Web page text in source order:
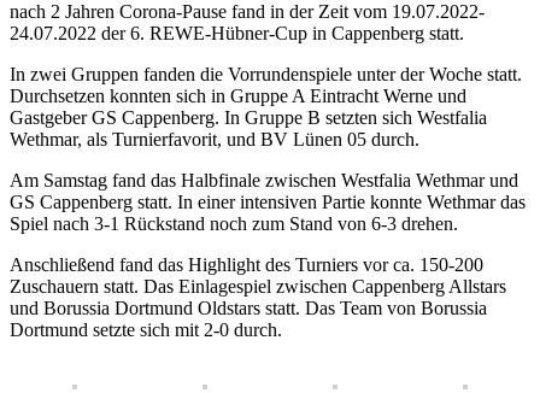
nach 2 Jahren Corona-Pause fand in der Zeit vom 19.07.2022-
24.07.2022 der 6. REWE-Hübner-Cup in Cappenberg statt.
In zwei Gruppen fanden die Vorrundenspiele unter der Woche statt.
Durchsetzen konnten sich in Gruppe A Eintracht Werne und
Gastgeber GS Cappenberg. In Gruppe B setzten sich Westfalia
Wethmar, als Turnierfavorit, und BV Lünen 05 durch.
Am Samstag fand das Halbfinale zwischen Westfalia Wethmar und
GS Cappenberg statt. In einer intensiven Partie konnte Wethmar das
Spiel nach 3-1 Rückstand noch zum Stand von 6-3 drehen.
Anschließend fand das Highlight des Turniers vor ca. 150-200
Zuschauern statt. Das Einlagespiel zwischen Cappenberg Allstars
und Borussia Dortmund Oldstars statt. Das Team von Borussia
Dortmund setzte sich mit 2-0 durch.